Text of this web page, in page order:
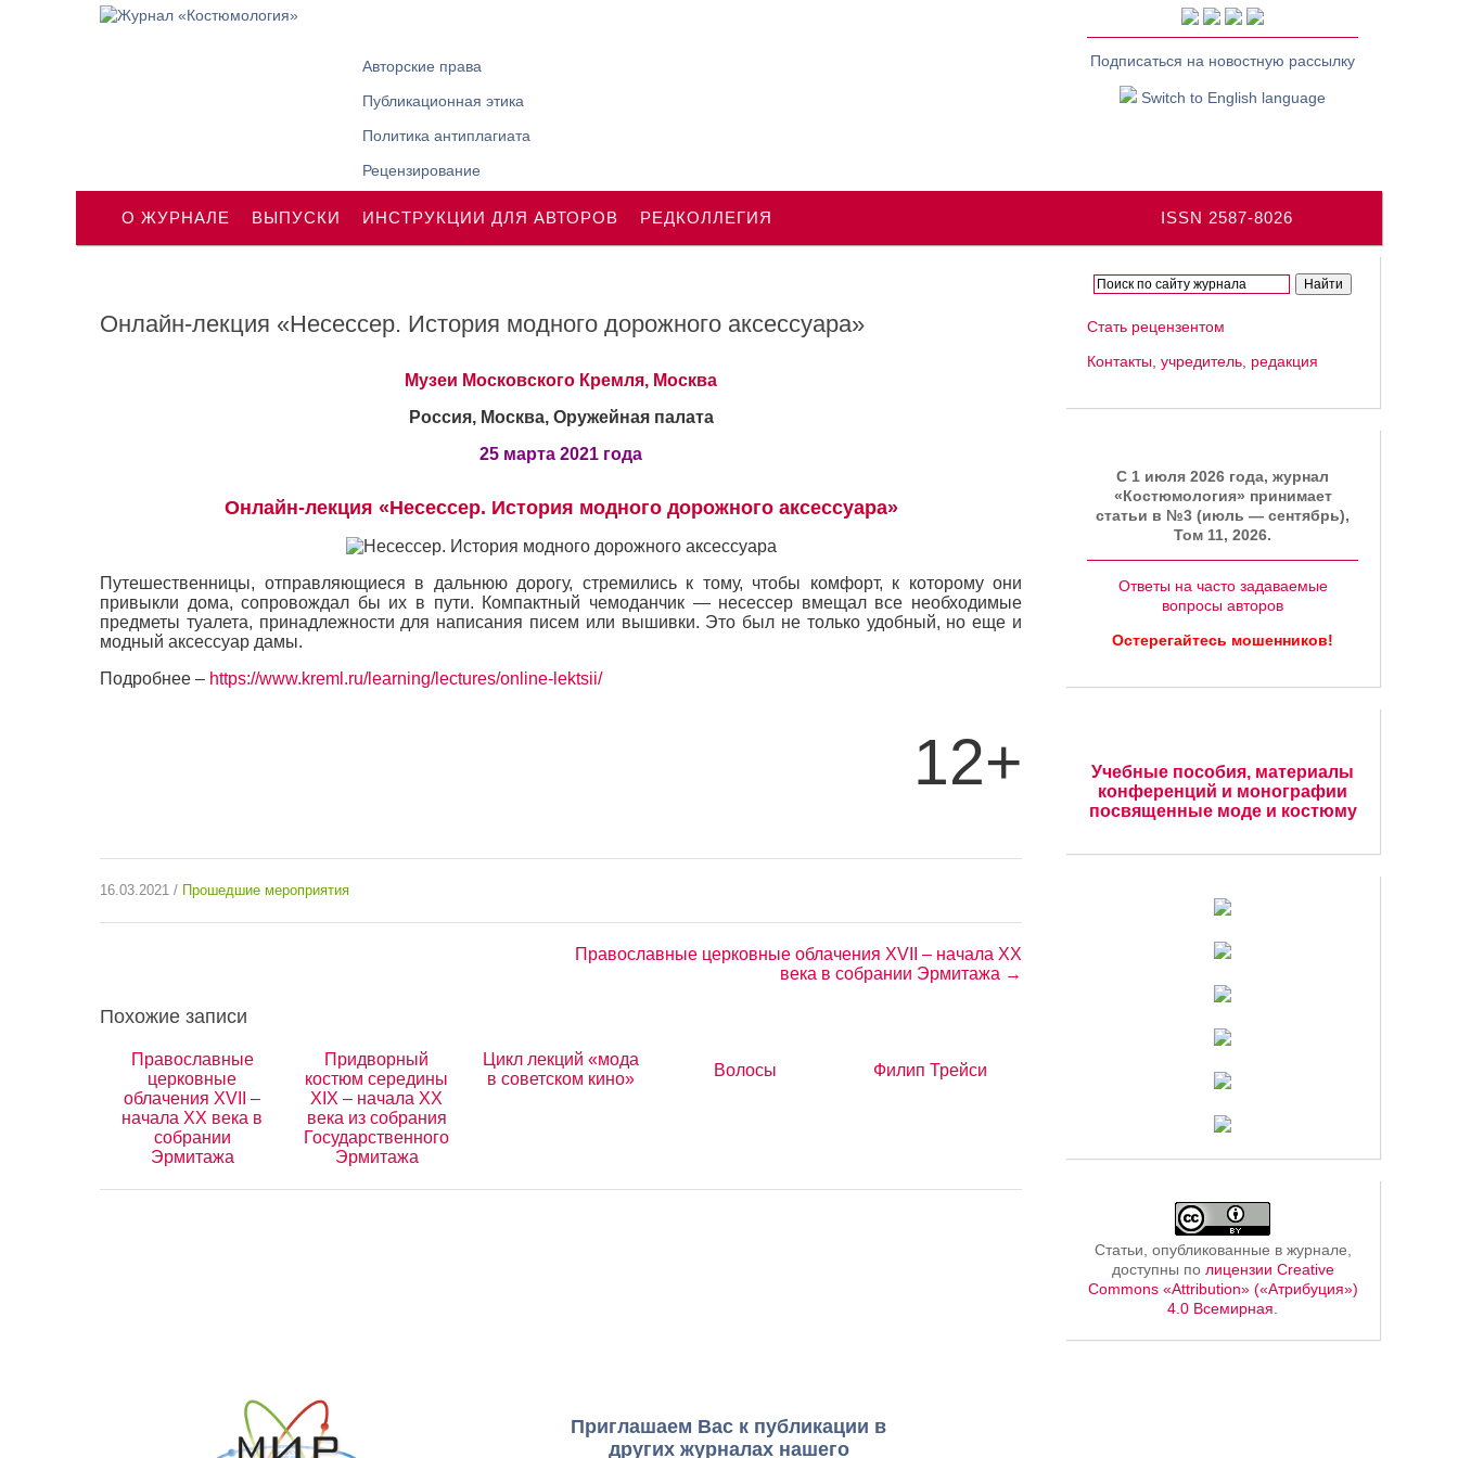
Авторские права
Публикационная этика
Политика антиплагиата
Рецензирование
Подписаться на новостную рассылку
Switch to English language
ISSN 2587-8026
О ЖУРНАЛЕ ВЫПУСКИ ИНСТРУКЦИИ ДЛЯ АВТОРОВ РЕДКОЛЛЕГИЯ
Онлайн-лекция «Несессер. История модного дорожного аксессуара»
Музеи Московского Кремля, Москва
Россия, Москва, Оружейная палата
25 марта 2021 года
Онлайн-лекция «Несессер. История модного дорожного аксессуара»
Путешественницы, отправляющиеся в дальнюю дорогу, стремились к тому, чтобы комфорт, к которому они
привыкли дома, сопровождал бы их в пути. Компактный чемоданчик — несессер вмещал все необходимые
предметы туалета, принадлежности для написания писем или вышивки. Это был не только удобный, но еще и
модный аксессуар дамы.
Подробнее – https://www.kreml.ru/learning/lectures/online-lektsii/
12+
16.03.2021 / Прошедшие мероприятия
Православные церковные облачения XVII – начала ХХ
века в собрании Эрмитажа →
Похожие записи
Православные
церковные
облачения XVII –
начала ХХ века в
собрании
Эрмитажа
Придворный
костюм середины
XIX – начала XX
века из собрания
Государственного
Эрмитажа
Цикл лекций «мода
в советском кино»
Волосы Филип Трейси
Стать рецензентом
Контакты, учредитель, редакция
C 1 июля 2026 года, журнал
«Костюмология» принимает
статьи в №3 (июль — сентябрь),
Том 11, 2026.
Ответы на часто задаваемые
вопросы авторов
Остерегайтесь мошенников!
Учебные пособия, материалы
конференций и монографии
посвященные моде и костюму
Статьи, опубликованные в журнале,
доступны по лицензии Creative
Commons «Attribution» («Атрибуция»)
4.0 Всемирная
Приглашаем Вас к публикации в
других журналах нашего